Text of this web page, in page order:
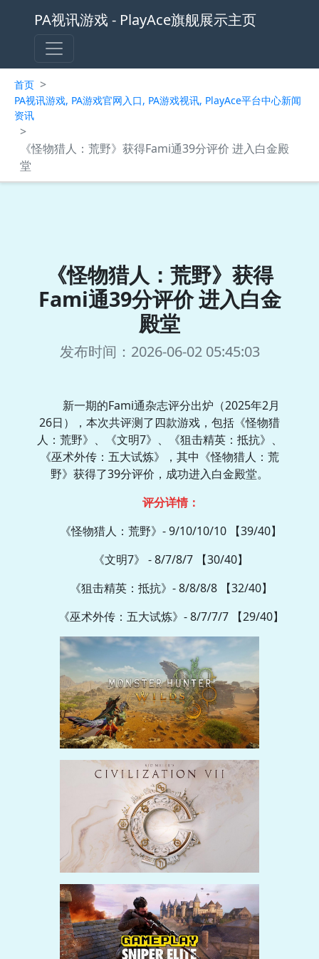
PA视讯游戏 - PlayAce旗舰展示主页
首页 >
PA视讯游戏, PA游戏官网入口, PA游戏视讯, PlayAce平台中心新闻
资讯
>
《怪物猎人：荒野》获得Fami通39分评价 进入白金殿
堂
《怪物猎人：荒野》获得
Fami通39分评价 进入白金
殿堂
发布时间：2026-06-02 05:45:03
新一期的Fami通杂志评分出炉（2025年2月
26日），本次共评测了四款游戏，包括《怪物猎
人：荒野》、《文明7》、《狙击精英：抵抗》、
《巫术外传：五大试炼》，其中《怪物猎人：荒
野》获得了39分评价，成功进入白金殿堂。
评分详情：
《怪物猎人：荒野》- 9/10/10/10 【39/40】
《文明7》 - 8/7/8/7 【30/40】
《狙击精英：抵抗》- 8/8/8/8 【32/40】
《巫术外传：五大试炼》- 8/7/7/7 【29/40】